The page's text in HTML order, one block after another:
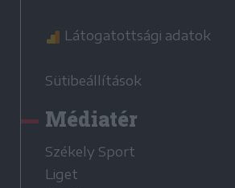
Látogatottsági adatok
Sütibeállítások
Médiatér
Székely Sport
Liget